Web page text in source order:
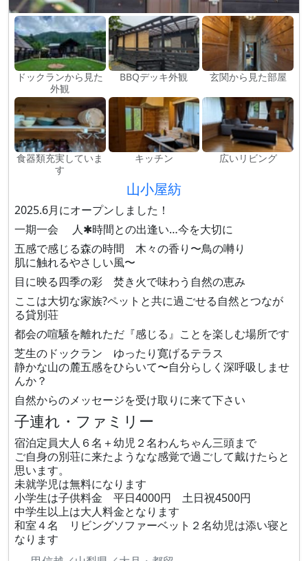
ドックランから見た
外観
BBQデッキ外観 玄関から見た部屋
食器類充実していま
す
キッチン 広いリビング
山小屋紡
2025.6月にオープンしました！
一期一会 人✱時間との出逢い…今を大切に
五感で感じる森の時間 木々の香り〜鳥の囀り
肌に触れるやさしい風〜
目に映る四季の彩 焚き火で味わう自然の恵み
ここは大切な家族?ペットと共に過ごせる自然とつなが
る貸別荘
都会の喧騒を離れただ『感じる』ことを楽しむ場所です
芝生のドックラン ゆったり寛げるテラス
静かな山の麓五感をひらいて〜自分らしく深呼吸しませ
んか？
自然からのメッセージを受け取りに来て下さい
子連れ・ファミリー
宿泊定員大人６名＋幼児２名わんちゃん三頭まで
ご自身の別荘に来たようなな感覚で過ごして戴けたらと
思います。
未就学児は無料になります
小学生は子供料金 平日4000円 土日祝4500円
中学生以上は大人料金となります
和室４名 リビングソファーベット２名幼児は添い寝と
なります